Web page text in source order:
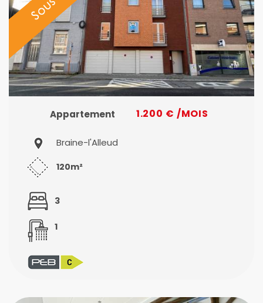
Appartement 1.200 € /MOIS
Braine-l'Alleud
120m²
3
1